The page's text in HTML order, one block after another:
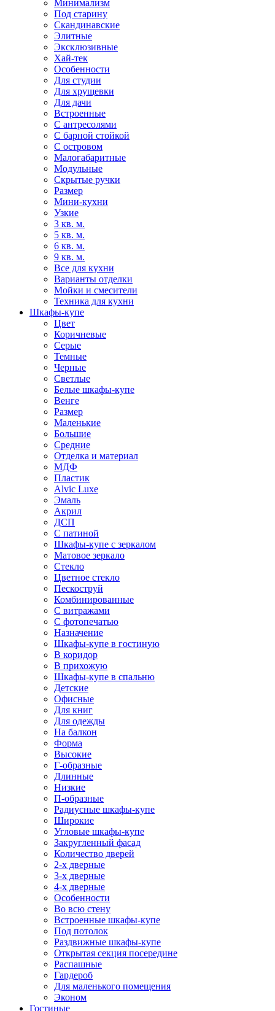
Минимализм
Под старину
Скандинавские
Элитные
Эксклюзивные
Хай-тек
Особенности
Для студии
Для хрущевки
Для дачи
Встроенные
С антресолями
С барной стойкой
С островом
Малогабаритные
Модульные
Скрытые ручки
Размер
Мини-кухни
Узкие
3 кв. м.
5 кв. м.
6 кв. м.
9 кв. м.
Все для кухни
Варианты отделки
Мойки и смесители
Техника для кухни
Шкафы-купе
Цвет
Коричневые
Серые
Темные
Черные
Светлые
Белые шкафы-купе
Венге
Размер
Маленькие
Большие
Средние
Отделка и материал
МДФ
Пластик
Alvic Luxe
Эмаль
Акрил
ДСП
С патиной
Шкафы-купе с зеркалом
Матовое зеркало
Стекло
Цветное стекло
Пескоструй
Комбинированные
С витражами
С фотопечатью
Назначение
Шкафы-купе в гостиную
В коридор
В прихожую
Шкафы-купе в спальню
Детские
Офисные
Для книг
Для одежды
На балкон
Форма
Высокие
Г-образные
Длинные
Низкие
П-образные
Радиусные шкафы-купе
Широкие
Угловые шкафы-купе
Закругленный фасад
Количество дверей
2-х дверные
3-х дверные
4-х дверные
Особенности
Во всю стену
Встроенные шкафы-купе
Под потолок
Раздвижные шкафы-купе
Открытая секция посередине
Распашные
Гардероб
Для маленького помещения
Эконом
Гостиные